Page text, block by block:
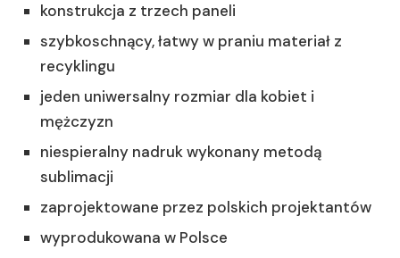
konstrukcja z trzech paneli
szybkoschnący, łatwy w praniu materiał z
recyklingu
jeden uniwersalny rozmiar dla kobiet i
mężczyzn
niespieralny nadruk wykonany metodą
sublimacji
zaprojektowane przez polskich projektantów
wyprodukowana w Polsce